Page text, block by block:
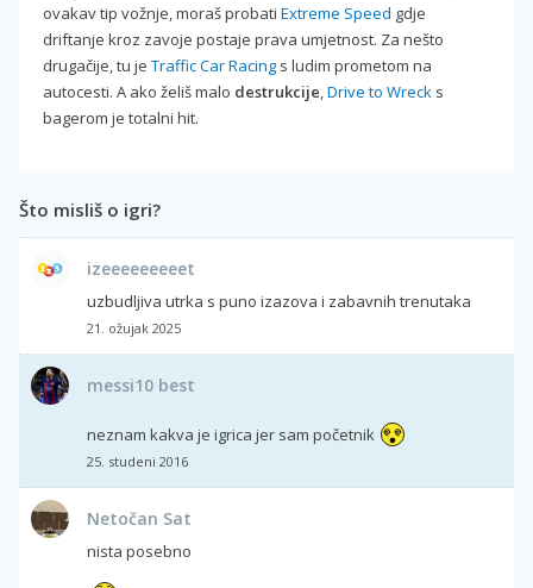
ovakav tip vožnje, moraš probati Extreme Speed gdje
driftanje kroz zavoje postaje prava umjetnost. Za nešto
drugačije, tu je Traffic Car Racing s ludim prometom na
autocesti. A ako želiš malo destrukcije,Drive to Wreck s
bagerom je totalni hit.
Što misliš o igri?
izeeeeeeeeet
uzbudljiva utrka s puno izazova i zabavnih trenutaka
21. ožujak 2025
messi10 best
neznam kakva je igrica jer sam početnik
25. studeni 2016
Netočan Sat
nista posebno